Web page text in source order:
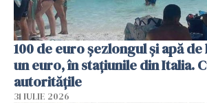
100 de euro șezlongul și apă
un euro, în stațiunile din Italia.
autoritățile
31 IULIE 2026